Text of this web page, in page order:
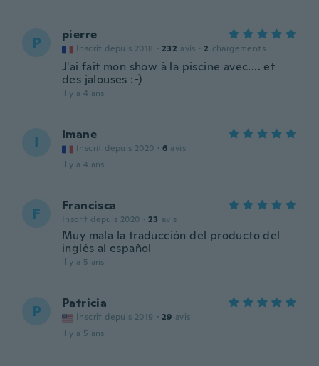
P pierre
Inscrit depuis 2018 · 232 avis · 2 chargements
J'ai fait mon show à la piscine avec.... et
des jalouses :-)
il y a 4 ans
I Imane
Inscrit depuis 2020 · 6 avis
il y a 4 ans
F Francisca
Inscrit depuis 2020 · 23 avis
Muy mala la traducción del producto del
inglés al español
il y a 5 ans
P Patricia
Inscrit depuis 2019 · 29 avis
il y a 5 ans